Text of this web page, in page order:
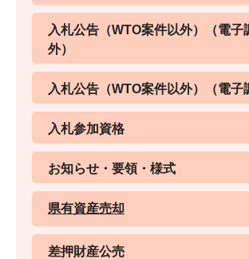
入札公告（WTO案件以外）（電子
外）
入札公告（WTO案件以外）（電子
入札参加資格
お知らせ・要領・様式
県有資産売却
差押財産公売